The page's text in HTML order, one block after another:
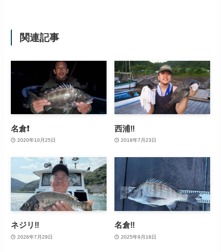
関連記事
名倉❗
2020年10月25日
西浦‼️
2018年7月23日
ネジリ‼️
2026年7月29日
名倉‼️
2025年9月18日